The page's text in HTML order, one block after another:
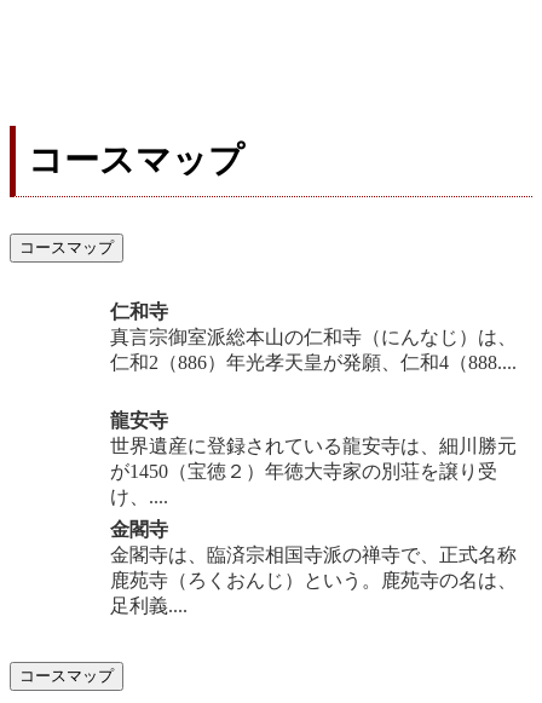
コースマップ
コースマップ
仁和寺
真言宗御室派総本山の仁和寺（にんなじ）は、
仁和2（886）年光孝天皇が発願、仁和4（888....
龍安寺
世界遺産に登録されている龍安寺は、細川勝元
が1450（宝徳２）年徳大寺家の別荘を譲り受
け、....
金閣寺
金閣寺は、臨済宗相国寺派の禅寺で、正式名称
鹿苑寺（ろくおんじ）という。鹿苑寺の名は、
足利義....
コースマップ